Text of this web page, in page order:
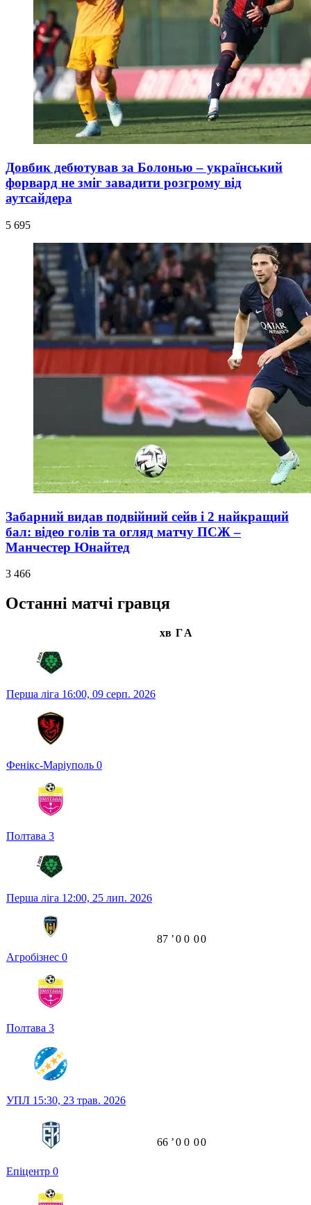
Довбик дебютував за Болонью – український
форвард не зміг завадити розгрому від
аутсайдера
5 695
Забарний видав подвійний сейв і 2 найкращий
бал: відео голів та огляд матчу ПСЖ –
Манчестер Юнайтед
3 466
Останні матчі гравця
хв ГА
Перша ліга 16:00, 09 серп. 2026
Фенікс-Маріуполь 0
Полтава 3
Перша ліга 12:00, 25 лип. 2026
Агробізнес 0
Полтава 3
87 ʼ0 0 00
УПЛ 15:30, 23 трав. 2026
Епіцентр 0
66 ʼ0 0 00